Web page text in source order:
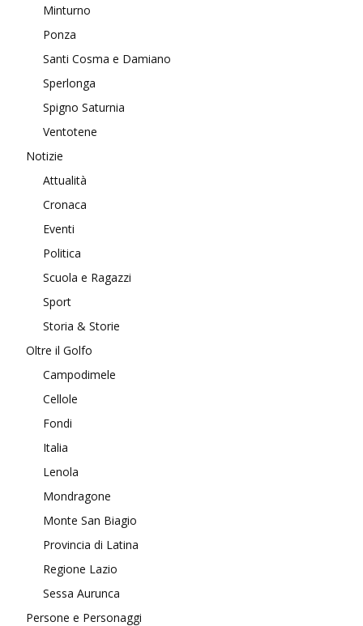
Minturno
Ponza
Santi Cosma e Damiano
Sperlonga
Spigno Saturnia
Ventotene
Notizie
Attualità
Cronaca
Eventi
Politica
Scuola e Ragazzi
Sport
Storia & Storie
Oltre il Golfo
Campodimele
Cellole
Fondi
Italia
Lenola
Mondragone
Monte San Biagio
Provincia di Latina
Regione Lazio
Sessa Aurunca
Persone e Personaggi